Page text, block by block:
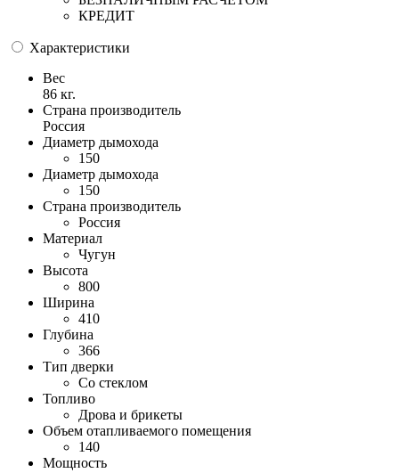
КРЕДИТ
Характеристики
Вес
86 кг.
Страна производитель
Россия
Диаметр дымохода
150
Диаметр дымохода
150
Страна производитель
Россия
Материал
Чугун
Высота
800
Ширина
410
Глубина
366
Тип дверки
Со стеклом
Топливо
Дрова и брикеты
Объем отапливаемого помещения
140
Мощность